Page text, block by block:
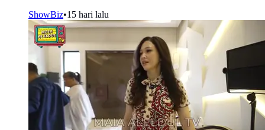
ShowBiz•15 hari lalu